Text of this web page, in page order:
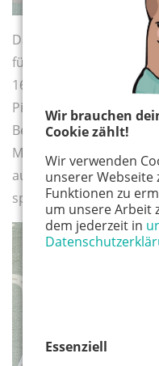
Wir brauchen
Cookie zählt!
Wir verwenden
unserer
Funktionen zu
um unsere Arbeit
dem jederzeit in
Essenziell
Das druckfrische
fünf Jahre hält für jeden
160 Seiten warten
Piraten und kleine
Besonders gut gefällt
Menge Ausmalbilder
auch unterhaltsame
spannende DIYs.